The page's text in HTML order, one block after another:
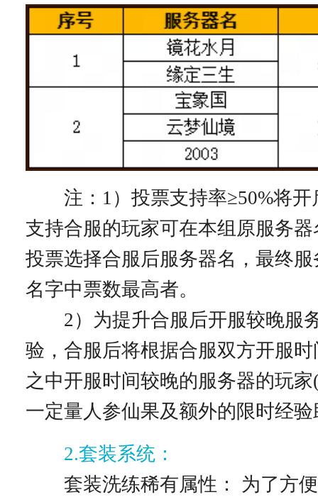
注：1）投票支持率≥50%将开
支持合服的玩家可在本组原服务
投票选择合服后服务器名，最终
名字中票数最高者。
2）为提升合服后开服较晚服
验，合服后将根据合服双方开服
之中开服时间较晚的服务器的玩
一定量人参仙果及额外的限时经
2.套装系统：
套装洗练稀有属性： 为了方便